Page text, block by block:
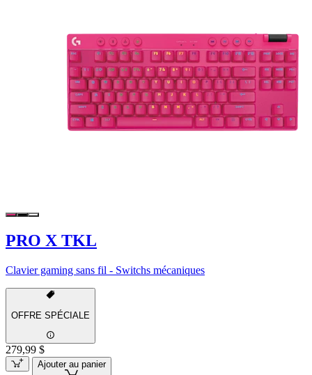
PRO X TKL
Clavier gaming sans fil - Switchs mécaniques
OFFRE SPÉCIALE
279,99 $
Ajouter au panier